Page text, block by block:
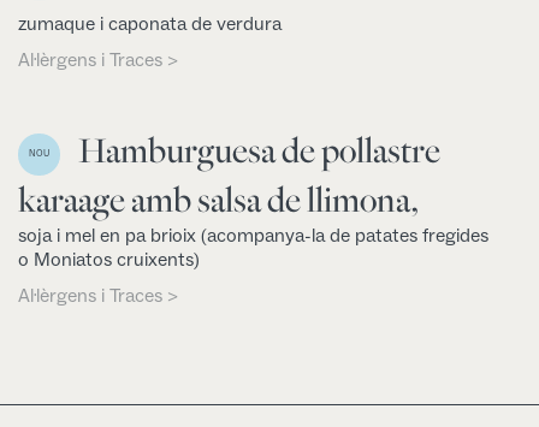
zumaque i caponata de verdura
Al·lèrgens i Traces >
NOU
Hamburguesa de pollastre
karaage amb salsa de llimona,
soja i mel en pa brioix (acompanya-la de patates fregides
o Moniatos cruixents)
Al·lèrgens i Traces >